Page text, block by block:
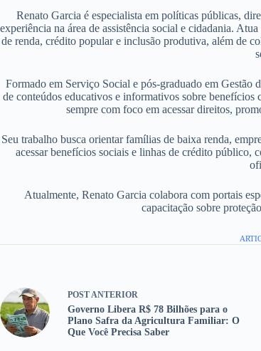
Renato Garcia é especialista em políticas públicas,
experiência na área de assistência social e cidadania.
de renda, crédito popular e inclusão produtiva, além de
Formado em Serviço Social e pós-graduado em
de conteúdos educativos e informativos sobre
sempre com foco em acessar direitos,
Seu trabalho busca orientar famílias de baixa renda,
acessar benefícios sociais e linhas de crédito público,
Atualmente, Renato Garcia colabora com portais
capacitação sobre
POST ANTERIOR
Governo Libera R$ 78 Bilhões para o
Plano Safra da Agricultura Familiar: O
Que Você Precisa Saber